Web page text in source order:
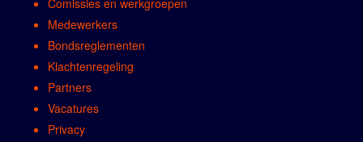
Comissies en werkgroepen
Medewerkers
Bondsreglementen
Klachtenregeling
Partners
Vacatures
Privacy